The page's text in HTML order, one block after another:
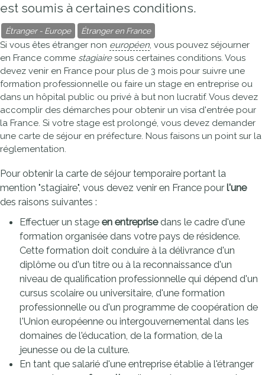
est soumis à certaines conditions.
Étranger - Europe Étranger en France
Si vous êtes étranger non européen, vous pouvez séjourner
en France comme stagiairesous certaines conditions. Vous
devez venir en France pour plus de 3 mois pour suivre une
formation professionnelle ou faire un stage en entreprise ou
dans un hôpital public ou privé à but non lucratif. Vous devez
accomplir des démarches pour obtenir un visa d'entrée pour
la France. Si votre stage est prolongé, vous devez demander
une carte de séjour en préfecture. Nous faisons un point sur la
réglementation.
Pour obtenir la carte de séjour temporaire portant la
mention "stagiaire", vous devez venir en France pourl'une
des raisons suivantes :
Effectuer un stage en entreprisedans le cadre d'une
formation organisée dans votre pays de résidence.
Cette formation doit conduire à la délivrance d'un
diplôme ou d'un titre ou à la reconnaissance d'un
niveau de qualification professionnelle qui dépend d'un
cursus scolaire ou universitaire, d'une formation
professionnelle ou d'un programme de coopération de
l'Union européenne ou intergouvernemental dans les
domaines de l'éducation, de la formation, de la
jeunesse ou de la culture.
En tant que salarié d'une entreprise établie à l'étranger